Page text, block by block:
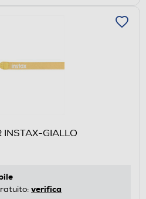
INSTAX-GIALLO
verifica